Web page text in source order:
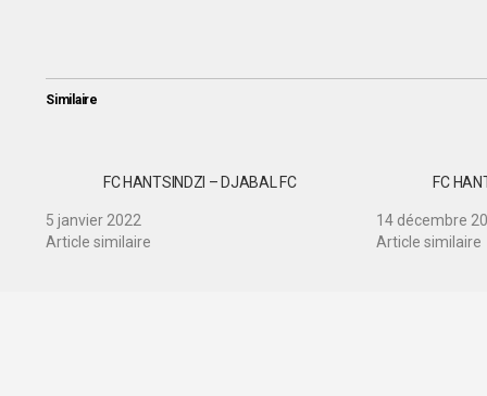
Similaire
FC HANTSINDZI – DJABAL FC
5 janvier 2022
Article similaire
FC
14 décembre
Article similaire